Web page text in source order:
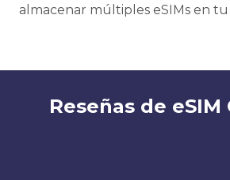
almacenar múltiples eSIMs en tu
Reseñas de eSIM